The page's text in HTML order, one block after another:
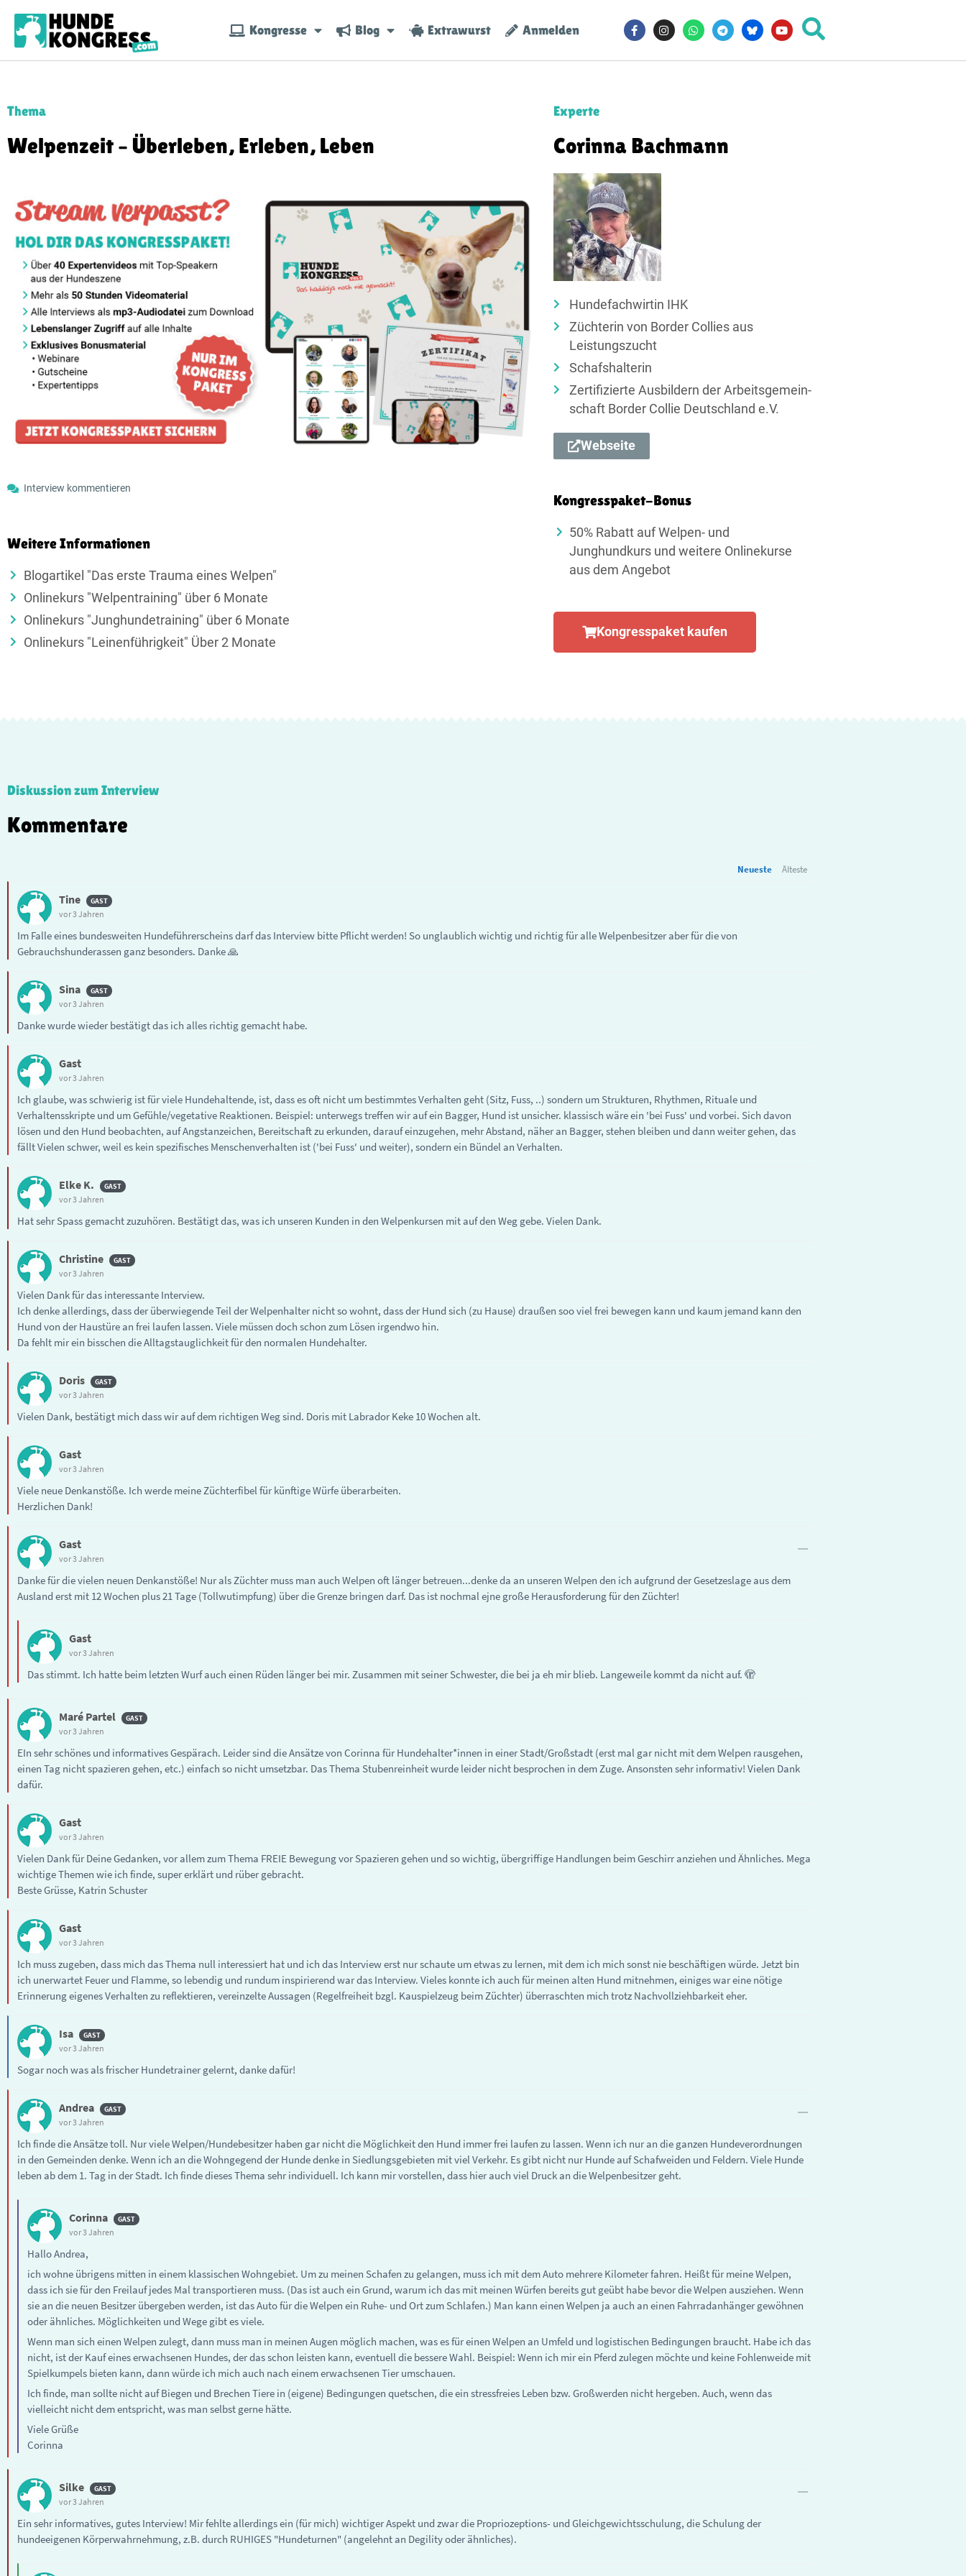
Kongresse Blog Extrawurst Anmelden
Thema
Welpenzeit – Überleben, Erleben, Leben
Interview kommentieren
Weitere Informationen
Blogartikel "Das erste Trauma eines Welpen"
Onlinekurs "Welpentraining" über 6 Monate
Onlinekurs "Junghundetraining" über 6 Monate
Onlinekurs "Leinenführigkeit" Über 2 Monate
Experte
Corinna Bachmann
Hundefachwirtin IHK
Züchterin von Border Collies aus
Leistungs­zucht
Schafshalterin
Zertifizierte Ausbildern der Arbeits­ge­mein­
schaft Border Collie Deutschland e.V.
Webseite
Kongresspaket-Bonus
50% Rabatt auf Welpen- und
Junghundkurs und weitere Onlinekurse
aus dem Angebot
Kongresspaket kaufen
Diskussion zum Interview
Kommentare
Neueste Älteste
Tine
vor 3 Jahren
Im Falle eines bundesweiten Hundeführerscheins darf das Interview bitte Pflicht werden! So unglaublich wichtig und richtig für alle Welpenbesitzer aber für die von
Gebrauchshunderassen ganz besonders. Danke 🙏
Sina
vor 3 Jahren
Danke wurde wieder bestätigt das ich alles richtig gemacht habe.
Gast
vor 3 Jahren
Ich glaube, was schwierig ist für viele Hundehaltende, ist, dass es oft nicht um bestimmtes Verhalten geht (Sitz, Fuss, ..) sondern um Strukturen, Rhythmen, Rituale und
Verhaltensskripte und um Gefühle/vegetative Reaktionen. Beispiel: unterwegs treffen wir auf ein Bagger, Hund ist unsicher. klassisch wäre ein 'bei Fuss' und vorbei. Sich davon
lösen und den Hund beobachten, auf Angstanzeichen, Bereitschaft zu erkunden, darauf einzugehen, mehr Abstand, näher an Bagger, stehen bleiben und dann weiter gehen, das
fällt Vielen schwer, weil es kein spezifisches Menschenverhalten ist ('bei Fuss' und weiter), sondern ein Bündel an Verhalten.
Elke K.
vor 3 Jahren
Hat sehr Spass gemacht zuzuhören. Bestätigt das, was ich unseren Kunden in den Welpenkursen mit auf den Weg gebe. Vielen Dank.
Christine
vor 3 Jahren
Vielen Dank für das interessante Interview.
Ich denke allerdings, dass der überwiegende Teil der Welpenhalter nicht so wohnt, dass der Hund sich (zu Hause) draußen soo viel frei bewegen kann und kaum jemand kann den
Hund von der Haustüre an frei laufen lassen. Viele müssen doch schon zum Lösen irgendwo hin.
Da fehlt mir ein bisschen die Alltagstauglichkeit für den normalen Hundehalter.
Doris
vor 3 Jahren
Vielen Dank, bestätigt mich dass wir auf dem richtigen Weg sind. Doris mit Labrador Keke 10 Wochen alt.
Gast
vor 3 Jahren
Viele neue Denkanstöße. Ich werde meine Züchterfibel für künftige Würfe überarbeiten.
Herzlichen Dank!
Gast
vor 3 Jahren
Danke für die vielen neuen Denkanstöße! Nur als Züchter muss man auch Welpen oft länger betreuen...denke da an unseren Welpen den ich aufgrund der Gesetzeslage aus dem
Ausland erst mit 12 Wochen plus 21 Tage (Tollwutimpfung) über die Grenze bringen darf. Das ist nochmal ejne große Herausforderung für den Züchter!
Gast
vor 3 Jahren
Das stimmt. Ich hatte beim letzten Wurf auch einen Rüden länger bei mir. Zusammen mit seiner Schwester, die bei ja eh mir blieb. Langeweile kommt da nicht auf. 🫣
Maré Partel
vor 3 Jahren
EIn sehr schönes und informatives Gespärach. Leider sind die Ansätze von Corinna für Hundehalter*innen in einer Stadt/Großstadt (erst mal gar nicht mit dem Welpen rausgehen,
einen Tag nicht spazieren gehen, etc.) einfach so nicht umsetzbar. Das Thema Stubenreinheit wurde leider nicht besprochen in dem Zuge. Ansonsten sehr informativ! Vielen Dank
dafür.
Gast
vor 3 Jahren
Vielen Dank für Deine Gedanken, vor allem zum Thema FREIE Bewegung vor Spazieren gehen und so wichtig, übergriffige Handlungen beim Geschirr anziehen und Ähnliches. Mega
wichtige Themen wie ich finde, super erklärt und rüber gebracht.
Beste Grüsse, Katrin Schuster
Gast
vor 3 Jahren
Ich muss zugeben, dass mich das Thema null interessiert hat und ich das Interview erst nur schaute um etwas zu lernen, mit dem ich mich sonst nie beschäftigen würde. Jetzt bin
ich unerwartet Feuer und Flamme, so lebendig und rundum inspirierend war das Interview. Vieles konnte ich auch für meinen alten Hund mitnehmen, einiges war eine nötige
Erinnerung eigenes Verhalten zu reflektieren, vereinzelte Aussagen (Regelfreiheit bzgl. Kauspielzeug beim Züchter) überraschten mich trotz Nachvollziehbarkeit eher.
Isa
vor 3 Jahren
Sogar noch was als frischer Hundetrainer gelernt, danke dafür!
Andrea
vor 3 Jahren
Ich finde die Ansätze toll. Nur viele Welpen/Hundebesitzer haben gar nicht die Möglichkeit den Hund immer frei laufen zu lassen. Wenn ich nur an die ganzen Hundeverordnungen
in den Gemeinden denke. Wenn ich an die Wohngegend der Hunde denke in Siedlungsgebieten mit viel Verkehr. Es gibt nicht nur Hunde auf Schafweiden und Feldern. Viele Hunde
leben ab dem 1. Tag in der Stadt. Ich finde dieses Thema sehr individuell. Ich kann mir vorstellen, dass hier auch viel Druck an die Welpenbesitzer geht.
Corinna
vor 3 Jahren
Hallo Andrea,
ich wohne übrigens mitten in einem klassischen Wohngebiet. Um zu meinen Schafen zu gelangen, muss ich mit dem Auto mehrere Kilometer fahren. Heißt für meine Welpen,
dass ich sie für den Freilauf jedes Mal transportieren muss. (Das ist auch ein Grund, warum ich das mit meinen Würfen bereits gut geübt habe bevor die Welpen ausziehen. Wenn
sie an die neuen Besitzer übergeben werden, ist das Auto für die Welpen ein Ruhe- und Ort zum Schlafen.) Man kann einen Welpen ja auch an einen Fahrradanhänger gewöhnen
oder ähnliches. Möglichkeiten und Wege gibt es viele.
Wenn man sich einen Welpen zulegt, dann muss man in meinen Augen möglich machen, was es für einen Welpen an Umfeld und logistischen Bedingungen braucht. Habe ich das
nicht, ist der Kauf eines erwachsenen Hundes, der das schon leisten kann, eventuell die bessere Wahl. Beispiel: Wenn ich mir ein Pferd zulegen möchte und keine Fohlenweide mit
Spielkumpels bieten kann, dann würde ich mich auch nach einem erwachsenen Tier umschauen.
Ich finde, man sollte nicht auf Biegen und Brechen Tiere in (eigene) Bedingungen quetschen, die ein stressfreies Leben bzw. Großwerden nicht hergeben. Auch, wenn das
vielleicht nicht dem entspricht, was man selbst gerne hätte.
Viele Grüße
Corinna
Silke
vor 3 Jahren
Ein sehr informatives, gutes Interview! Mir fehlte allerdings ein (für mich) wichtiger Aspekt und zwar die Propriozeptions- und Gleichgewichtsschulung, die Schulung der
hundeeigenen Körperwahrnehmung, z.B. durch RUHIGES "Hundeturnen" (angelehnt an Degility oder ähnliches).